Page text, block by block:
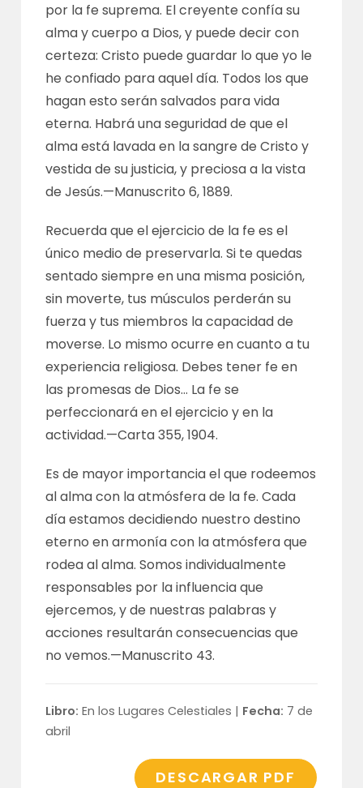
por la fe suprema. El creyente confía su
alma y cuerpo a Dios, y puede decir con
certeza: Cristo puede guardar lo que yo le
he confiado para aquel día. Todos los que
hagan esto serán salvados para vida
eterna. Habrá una seguridad de que el
alma está lavada en la sangre de Cristo y
vestida de su justicia, y preciosa a la vista
de Jesús.—Manuscrito 6, 1889.
Recuerda que el ejercicio de la fe es el
único medio de preservarla. Si te quedas
sentado siempre en una misma posición,
sin moverte, tus músculos perderán su
fuerza y tus miembros la capacidad de
moverse. Lo mismo ocurre en cuanto a tu
experiencia religiosa. Debes tener fe en
las promesas de Dios… La fe se
perfeccionará en el ejercicio y en la
actividad.—Carta 355, 1904.
Es de mayor importancia el que rodeemos
al alma con la atmósfera de la fe. Cada
día estamos decidiendo nuestro destino
eterno en armonía con la atmósfera que
rodea al alma. Somos individualmente
responsables por la influencia que
ejercemos, y de nuestras palabras y
acciones resultarán consecuencias que
no vemos.—Manuscrito 43.
Libro: En los Lugares Celestiales | Fecha: 7 de
abril
DESCARGAR PDF